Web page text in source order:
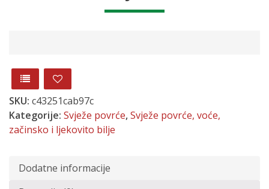
SKU: c43251cab97c
Kategorije: Svježe povrće,Svježe povrće, voće,
začinsko i ljekovito bilje
Dodatne informacije